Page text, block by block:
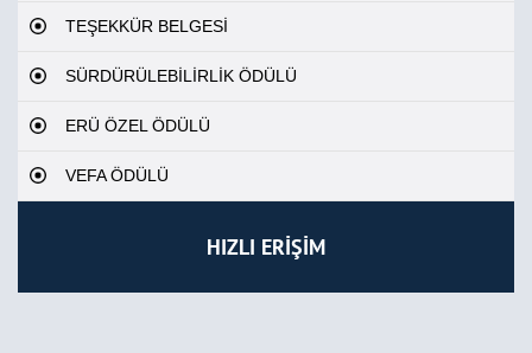
TEŞEKKÜR BELGESİ
SÜRDÜRÜLEBİLİRLİK ÖDÜLÜ
ERÜ ÖZEL ÖDÜLÜ
VEFA ÖDÜLÜ
HIZLI ERİŞİM